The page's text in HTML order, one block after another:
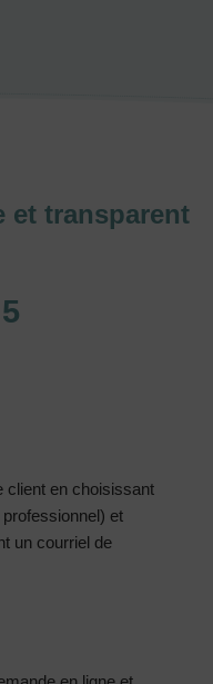
et transparent
client en choisissant
et
un courriel de